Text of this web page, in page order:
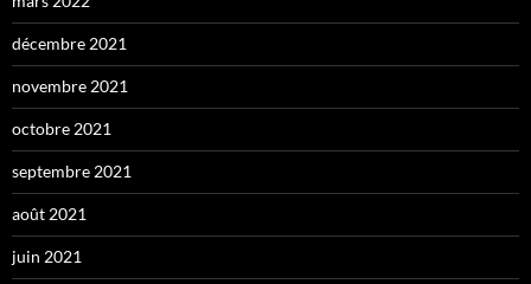
décembre 2021
novembre 2021
octobre 2021
septembre 2021
août 2021
juin 2021